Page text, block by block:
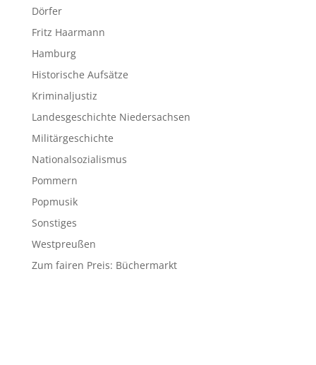
Dörfer
Fritz Haarmann
Hamburg
Historische Aufsätze
Kriminaljustiz
Landesgeschichte Niedersachsen
Militärgeschichte
Nationalsozialismus
Pommern
Popmusik
Sonstiges
Westpreußen
Zum fairen Preis: Büchermarkt